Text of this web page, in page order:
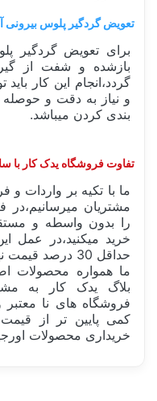
تعویض گردگیر پلوس بیرونی
برای تعویض گردگیر
بازشده و شفت از
گردد،انجام این کار
و نیاز به دقت و
بندی کردن میباشد.
تفاوت فروشگاه یدک کار با
ما با تکیه بر واردات
مشتریان
را بدون واسطه و
خرید میکنید،در
حداقل 30 درصد
ما همواره محصولات
بلاگ یدک کار به
فروشگاه های نا
کمی پایین تر از
خریداری محصولات